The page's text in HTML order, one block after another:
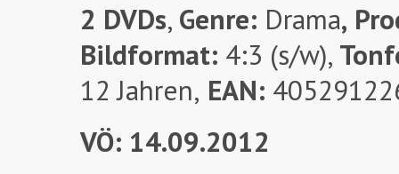
2 DVDs, Genre: Drama,
Bildformat: 4:3 (s/w),
12 Jahren, EAN:
VÖ: 14.09.2012